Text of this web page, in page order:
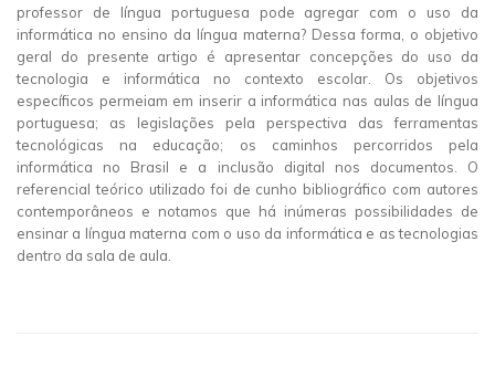
professor de língua portuguesa pode agregar com o uso da
informática no ensino da língua materna? Dessa forma, o objetivo
geral do presente artigo é apresentar concepções do uso da
tecnologia e informática no contexto escolar. Os objetivos
específicos permeiam em inserir a informática nas aulas de língua
portuguesa; as legislações pela perspectiva das ferramentas
tecnológicas na educação; os caminhos percorridos pela
informática no Brasil e a inclusão digital nos documentos. O
referencial teórico utilizado foi de cunho bibliográfico com autores
contemporâneos e notamos que há inúmeras possibilidades de
ensinar a língua materna com o uso da informática e as tecnologias
dentro da sala de aula.